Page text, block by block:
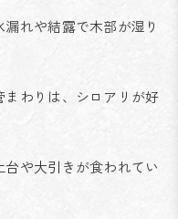
れや結露で木部が湿り
わりは、シロアリが好
や大引きが食われてい